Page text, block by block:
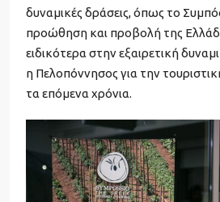
δυναμικές δράσεις, όπως το
προώθηση και προβολή της
ειδικότερα στην εξαιρετική
η Πελοπόννησος για την
τα επόμενα χρόνια.